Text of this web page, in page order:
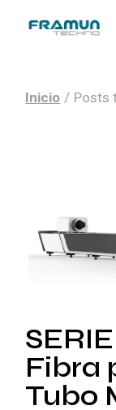
Inicio Posts
Fibra
Tubo